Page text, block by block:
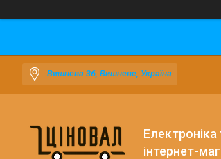
Вишнева 36, Вишневе, Україна
Електроніка
інтернет-